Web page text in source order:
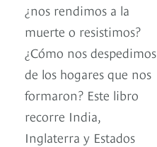
¿nos rendimos a la
muerte o resistimos?
¿Cómo nos despedimos
de los hogares que nos
formaron? Este libro
recorre India,
Inglaterra y Estados